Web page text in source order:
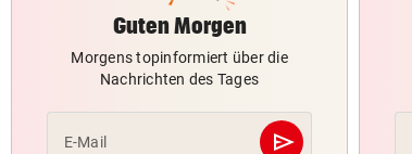
Guten Morgen
Morgens topinformiert über die
Nachrichten des Tages
E-Mail send
Abschicken